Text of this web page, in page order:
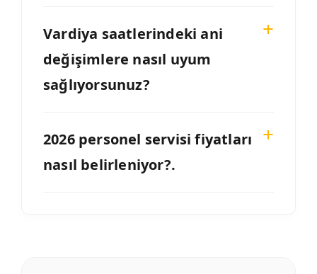
Vardiya saatlerindeki ani
değişimlere nasıl uyum
sağlıyorsunuz?
2026 personel servisi fiyatları
nasıl belirleniyor?.